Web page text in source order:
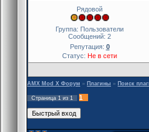
Рядовой
Группа: Пользователи
Сообщений: 2
Репутация: 0
Статус: Не в сети
AMX Mod X Форум » Плагины » Поиск
Страница 1 из 1 1